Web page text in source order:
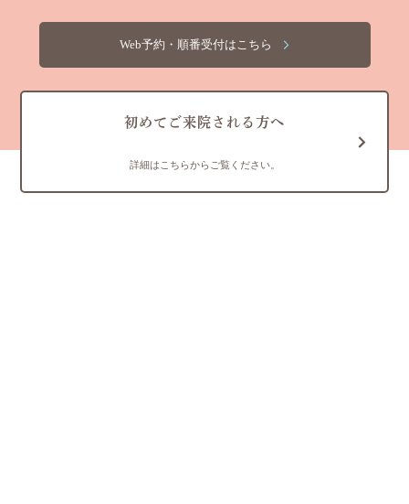
Web予約・順番受付はこちら
初めてご来院される方へ
詳細はこちらからご覧ください。